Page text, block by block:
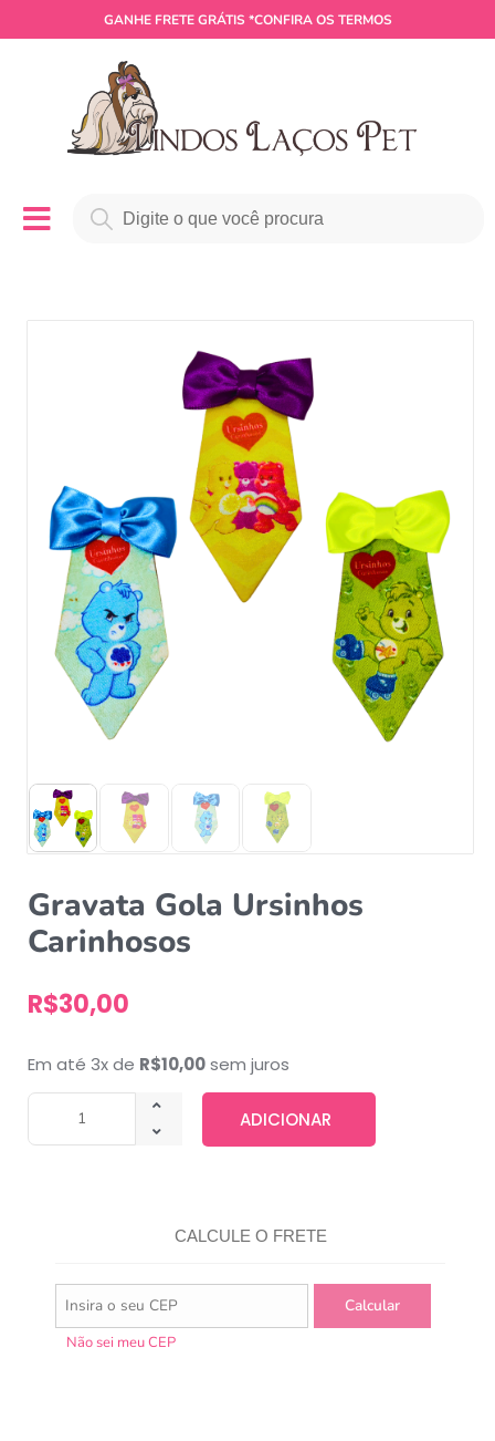
GANHE FRETE GRÁTIS *CONFIRA OS TERMOS
Gravata Gola Ursinhos
Carinhosos
R$30,00
Em até 3x de R$10,00sem juros
ADICIONAR
CALCULE O FRETE
Não sei meu CEP